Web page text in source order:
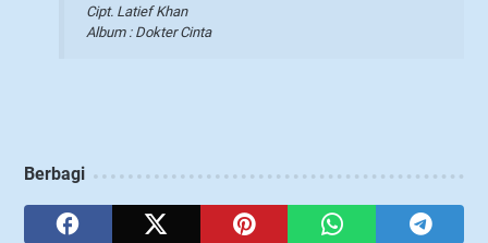
Cipt. Latief Khan
Album : Dokter Cinta
Berbagi